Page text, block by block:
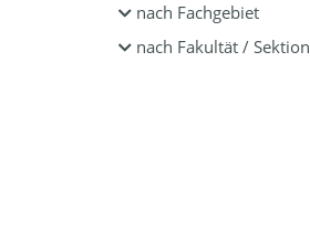
nach Fachgebiet
nach Fakultät / Sektion